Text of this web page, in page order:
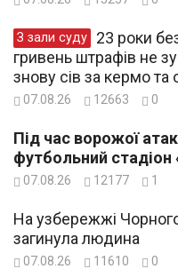
З зали суду
гривень штрафів не
знову сів за кермо
07.08.26 12663 0
Під час ворожої
футбольний
07.08.26 12177 1
На узбережжі
загинула людина
07.08.26 11610 0